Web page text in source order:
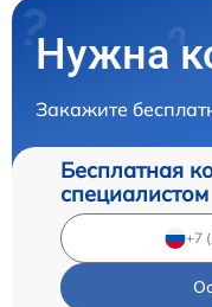
Нужна
Закажите
Бесплатная
специалистом